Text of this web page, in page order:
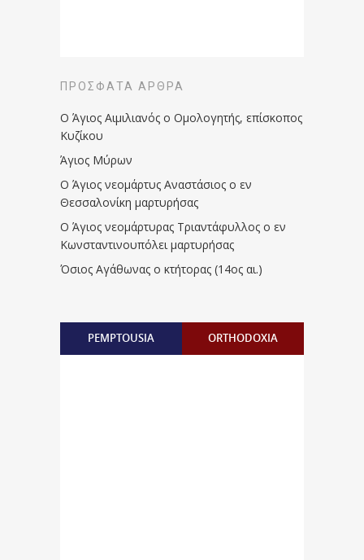
ΠΡΌΣΦΑΤΑ ΆΡΘΡΑ
Ο Άγιος Αιμιλιανός ο Ομολογητής, επίσκοπος
Κυζίκου
Άγιος Μύρων
Ο Άγιος νεομάρτυς Αναστάσιος ο εν
Θεσσαλονίκη μαρτυρήσας
Ο Άγιος νεομάρτυρας Τριαντάφυλλος ο εν
Κωνσταντινουπόλει μαρτυρήσας
Όσιος Αγάθωνας ο κτήτορας (14ος αι.)
PEMPTOUSIA ORTHODOXIA